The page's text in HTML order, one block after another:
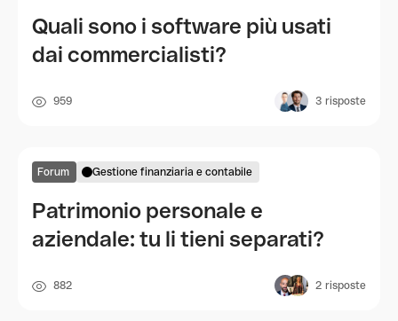
Quali sono i software più usati
dai commercialisti?
959 3 risposte
Forum Gestione finanziaria e contabile
Patrimonio personale e
aziendale: tu li tieni separati?
882 2 risposte